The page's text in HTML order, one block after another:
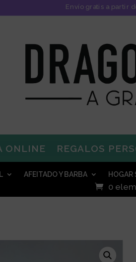
Envío gratis a partir
ONLINE REGALOS
AFEITADO Y BARBA HOGAR
0